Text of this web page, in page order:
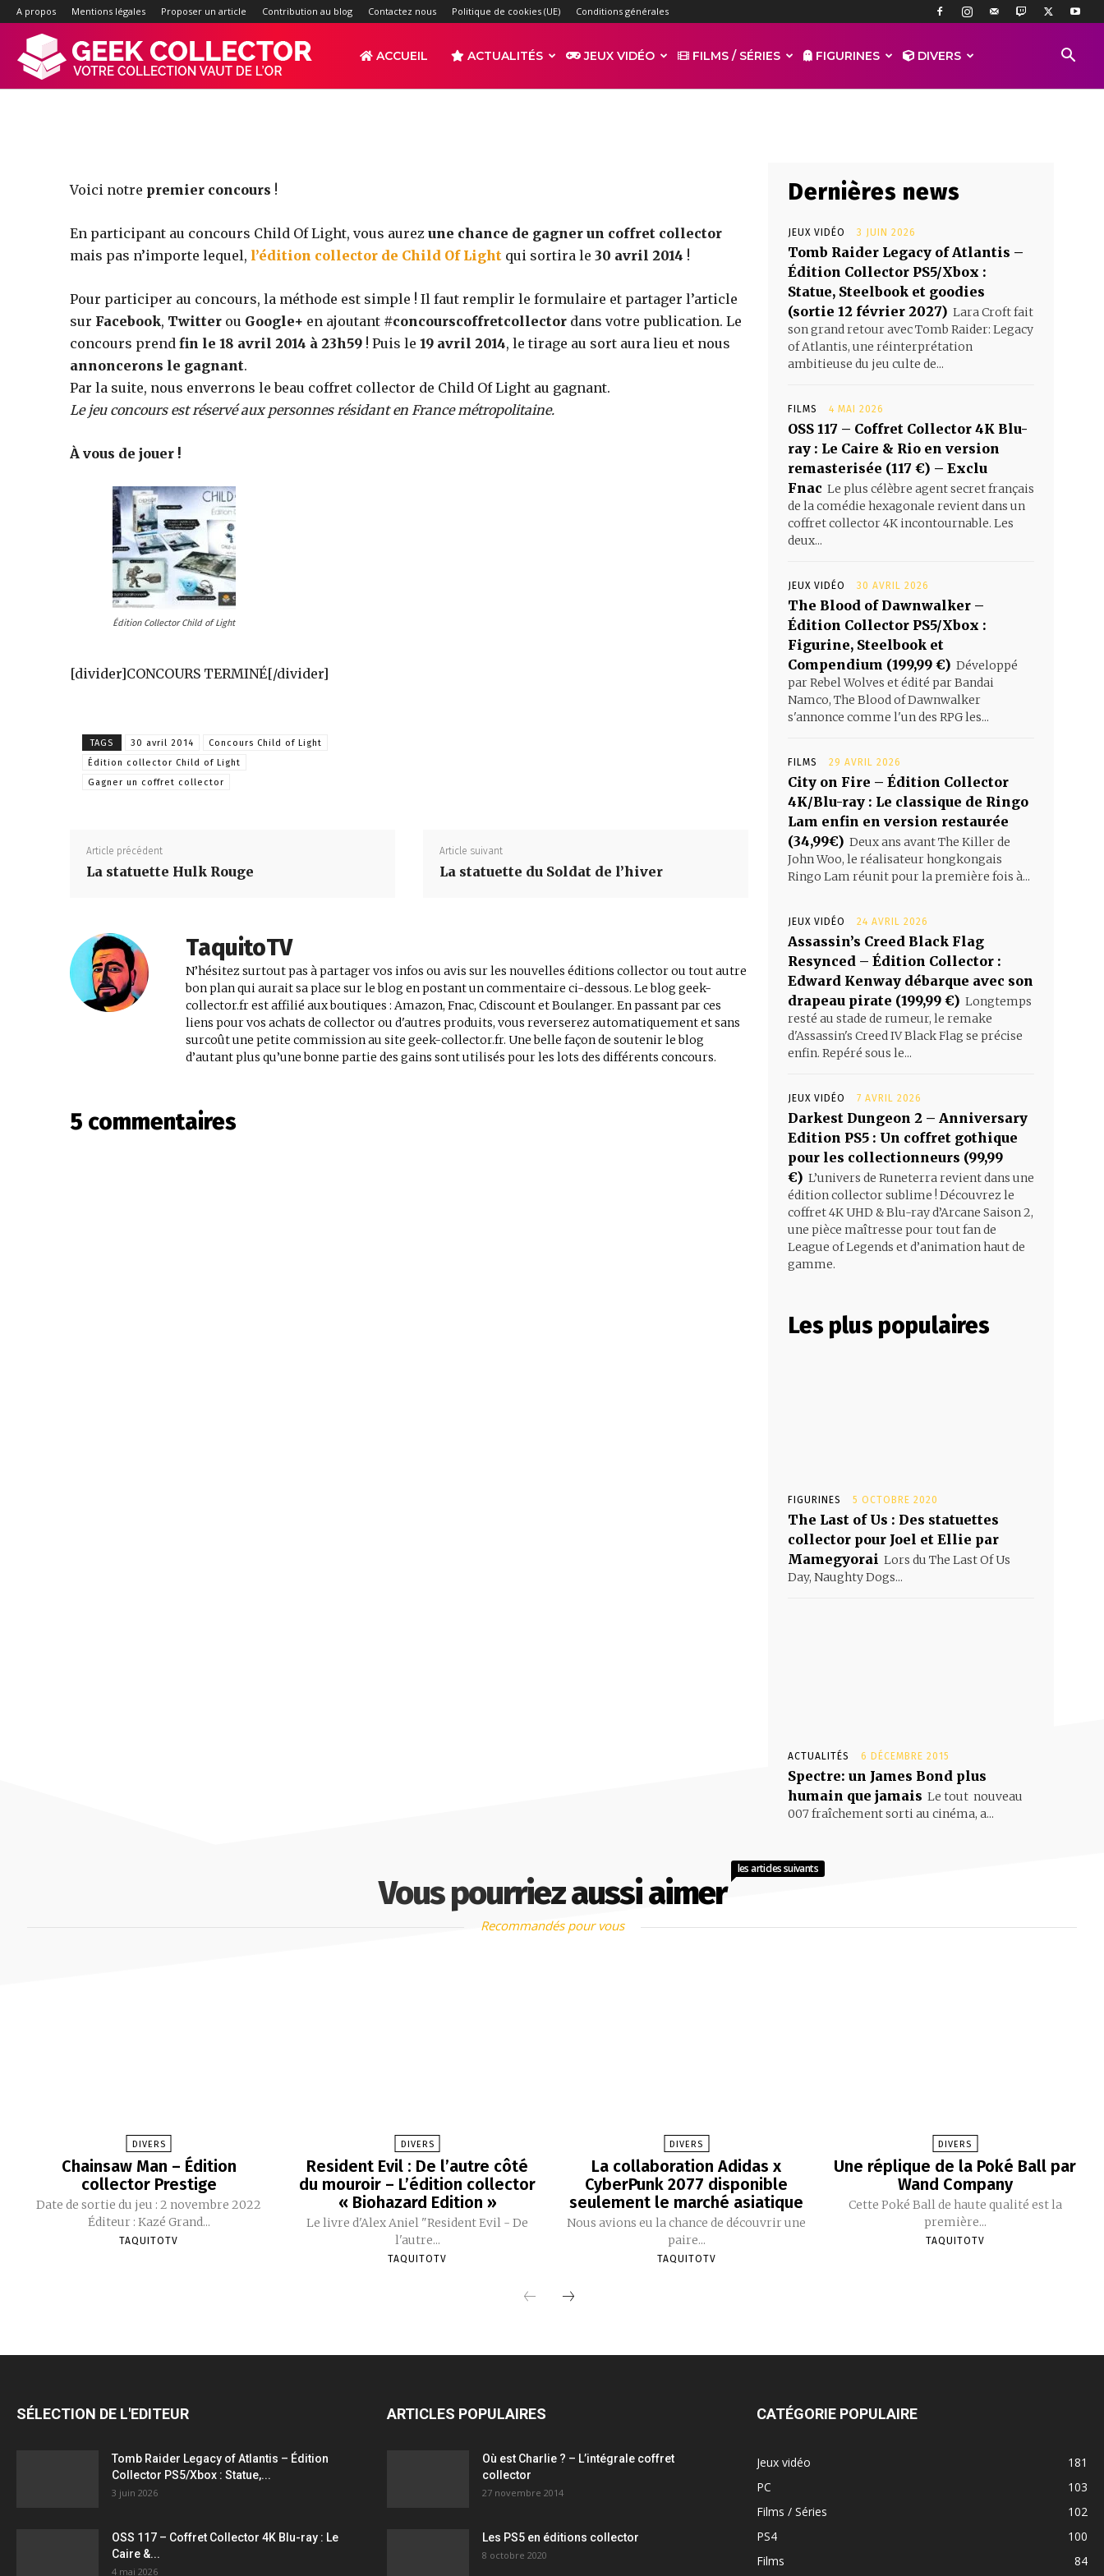
A propos Mentions légales Proposer un article Contribution au blog Contactez nous Politique de cookies (UE) Conditions générales
Site
d'actualités
des
série
tv,
ACCUEIL ACTUALITÉS JEUX VIDÉO FILMS / SÉRIES FIGURINES DIVERS
Concours Child Of Light
par TAQUITOTV - 3432 0
Voici notre premier concours !
En participant au concours Child Of Light, vous aurez une chance de gagner un coffret collector
mais pas n’importe lequel, l’édition collector de Child Of Light qui sortira le 30 avril 2014 !
Pour participer au concours, la méthode est simple ! Il faut remplir le formulaire et partager l’article
sur Facebook, Twitter ou Google+ en ajoutant #concourscoffretcollector dans votre publication. Le
concours prend fin le 18 avril 2014 à 23h59 ! Puis le 19 avril 2014, le tirage au sort aura lieu et nous
annoncerons le gagnant.
Par la suite, nous enverrons le beau coffret collector de Child Of Light au gagnant.
Le jeu concours est réservé aux personnes résidant en France métropolitaine.
À vous de jouer !
Édition Collector Child of Light
[divider]CONCOURS TERMINÉ[/divider]
TAGS 30 avril 2014
Concours Child of Light
Édition collector Child of Light
Gagner un coffret collector
Article précédent
La statuette Hulk Rouge
Article suivant
La statuette du Soldat de l’hiver
TaquitoTV
N’hésitez surtout pas à partager vos infos ou avis sur les nouvelles éditions collector ou tout autre
bon plan qui aurait sa place sur le blog en postant un commentaire ci-dessous. Le blog geek-
collector.fr est affilié aux boutiques : Amazon, Fnac, Cdiscount et Boulanger. En passant par ces
liens pour vos achats de collector ou d'autres produits, vous reverserez automatiquement et sans
surcoût une petite commission au site geek-collector.fr. Une belle façon de soutenir le blog
d’autant plus qu’une bonne partie des gains sont utilisés pour les lots des différents concours.
5 commentaires
Dernières news
JEUX VIDÉO 3 JUIN 2026
Tomb Raider Legacy of Atlantis –
Édition Collector PS5/Xbox :
Statue, Steelbook et goodies
(sortie 12 février 2027) Lara Croft fait
son grand retour avec Tomb Raider: Legacy
of Atlantis, une réinterprétation
ambitieuse du jeu culte de...
FILMS 4 MAI 2026
OSS 117 – Coffret Collector 4K Blu-
ray : Le Caire & Rio en version
remasterisée (117 €) – Exclu
Fnac Le plus célèbre agent secret français
de la comédie hexagonale revient dans un
coffret collector 4K incontournable. Les
deux...
JEUX VIDÉO 30 AVRIL 2026
The Blood of Dawnwalker –
Édition Collector PS5/Xbox :
Figurine, Steelbook et
Compendium (199,99 €) Développé
par Rebel Wolves et édité par Bandai
Namco, The Blood of Dawnwalker
s'annonce comme l'un des RPG les...
FILMS 29 AVRIL 2026
City on Fire – Édition Collector
4K/Blu-ray : Le classique de Ringo
Lam enfin en version restaurée
(34,99€) Deux ans avant The Killer de
John Woo, le réalisateur hongkongais
Ringo Lam réunit pour la première fois à...
JEUX VIDÉO 24 AVRIL 2026
Assassin’s Creed Black Flag
Resynced – Édition Collector :
Edward Kenway débarque avec son
drapeau pirate (199,99 €) Longtemps
resté au stade de rumeur, le remake
d'Assassin's Creed IV Black Flag se précise
enfin. Repéré sous le...
JEUX VIDÉO 7 AVRIL 2026
Darkest Dungeon 2 – Anniversary
Edition PS5 : Un coffret gothique
pour les collectionneurs (99,99
€) L’univers de Runeterra revient dans une
édition collector sublime ! Découvrez le
coffret 4K UHD & Blu-ray d’Arcane Saison 2,
une pièce maîtresse pour tout fan de
League of Legends et d’animation haut de
gamme.
Les plus populaires
FIGURINES 5 OCTOBRE 2020
The Last of Us : Des statuettes
collector pour Joel et Ellie par
Mamegyorai Lors du The Last Of Us
Day, Naughty Dogs...
ACTUALITÉS 6 DÉCEMBRE 2015
Spectre: un James Bond plus
humain que jamais Le tout nouveau
007 fraîchement sorti au cinéma, a...
Vous pourriez aussi aimer
les articles suivants
Recommandés pour vous
DIVERS
Chainsaw Man – Édition
collector Prestige
Date de sortie du jeu : 2 novembre 2022
Éditeur : Kazé Grand...
TAQUITOTV
DIVERS
Resident Evil : De l’autre côté
du mouroir – L’édition collector
« Biohazard Edition »
Le livre d'Alex Aniel "Resident Evil - De
l'autre...
TAQUITOTV
DIVERS
La collaboration Adidas x
CyberPunk 2077 disponible
seulement le marché asiatique
Nous avions eu la chance de découvrir une
paire...
TAQUITOTV
DIVERS
Une réplique de la Poké Ball par
Wand Company
Cette Poké Ball de haute qualité est la
première...
TAQUITOTV
SÉLECTION DE L'EDITEUR
Tomb Raider Legacy of Atlantis – Édition
Collector PS5/Xbox : Statue,...
3 juin 2026
OSS 117 – Coffret Collector 4K Blu-ray : Le
Caire &...
4 mai 2026
ARTICLES POPULAIRES
Où est Charlie ? – L’intégrale coffret
collector
27 novembre 2014
Les PS5 en éditions collector
8 octobre 2020
CATÉGORIE POPULAIRE
Jeux vidéo
181
PC
103
Films / Séries
102
PS4
100
Films
84